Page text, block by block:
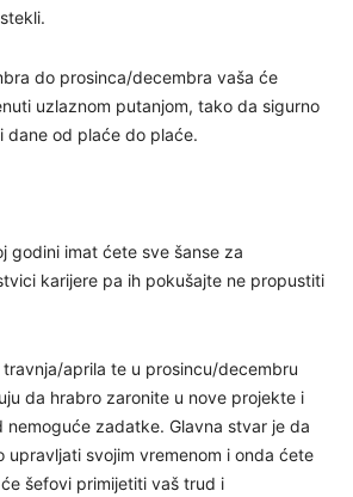
do prosinca/decembra vaša će
uzlaznom putanjom, tako da sigurno
dane od plaće do plaće.
godini imat ćete sve šanse za
karijere pa ih pokušajte ne propustiti
aprila te u prosincu/decembru
da hrabro zaronite u nove projekte i
nemoguće zadatke. Glavna stvar je da
upravljati svojim vremenom i onda ćete
šefovi primijetiti vaš trud i